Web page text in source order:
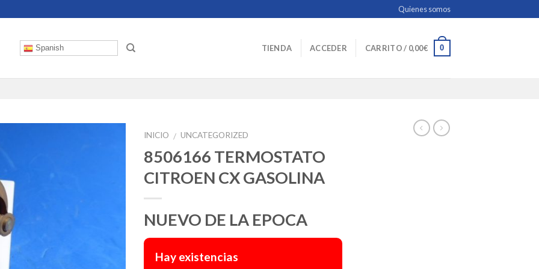
Quienes somos
Spanish TIENDA ACCEDER CARRITO / 0,00€ 0
INICIO / UNCATEGORIZED
8506166 TERMOSTATO
CITROEN CX GASOLINA
NUEVO DE LA EPOCA
Hay existencias